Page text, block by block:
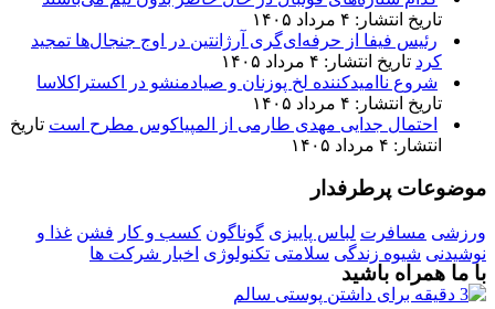
تاریخ انتشار: ۴ مرداد ۱۴۰۵
رئیس فیفا از حرفه‌ای‌گری آرژانتین در اوج جنجال‌ها تمجید
کرد تاریخ انتشار: ۴ مرداد ۱۴۰۵
شروع ناامیدکننده لخ پوزنان و صیادمنشو در اکستراکلاسا
تاریخ انتشار: ۴ مرداد ۱۴۰۵
احتمال جدایی مهدی طارمی از المپیاکوس مطرح است تاریخ
انتشار: ۴ مرداد ۱۴۰۵
موضوعات پرطرفدار
ورزشی مسافرت لباس پاییزی گوناگون کسب و کار فشن غذا و
نوشیدنی شیوه زندگی سلامتی تکنولوژی اخبار شرکت ها
با ما همراه باشید